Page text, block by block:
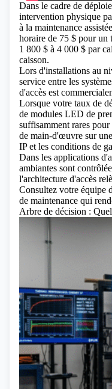
Dans le cadre de
intervention physique
à la maintenance
horaire de 75 $ pour un
1 800 $ à 4 000 $ par
caisson.
Lors d'installations au
service entre les
d'accès est
Lorsque votre taux de
de modules LED de
suffisamment rares
de main-d'œuvre sur
IP et les conditions de
Dans les applications
ambiantes sont
l'architecture d'accès
Consultez votre équipe
de maintenance qui
Arbre de décision :